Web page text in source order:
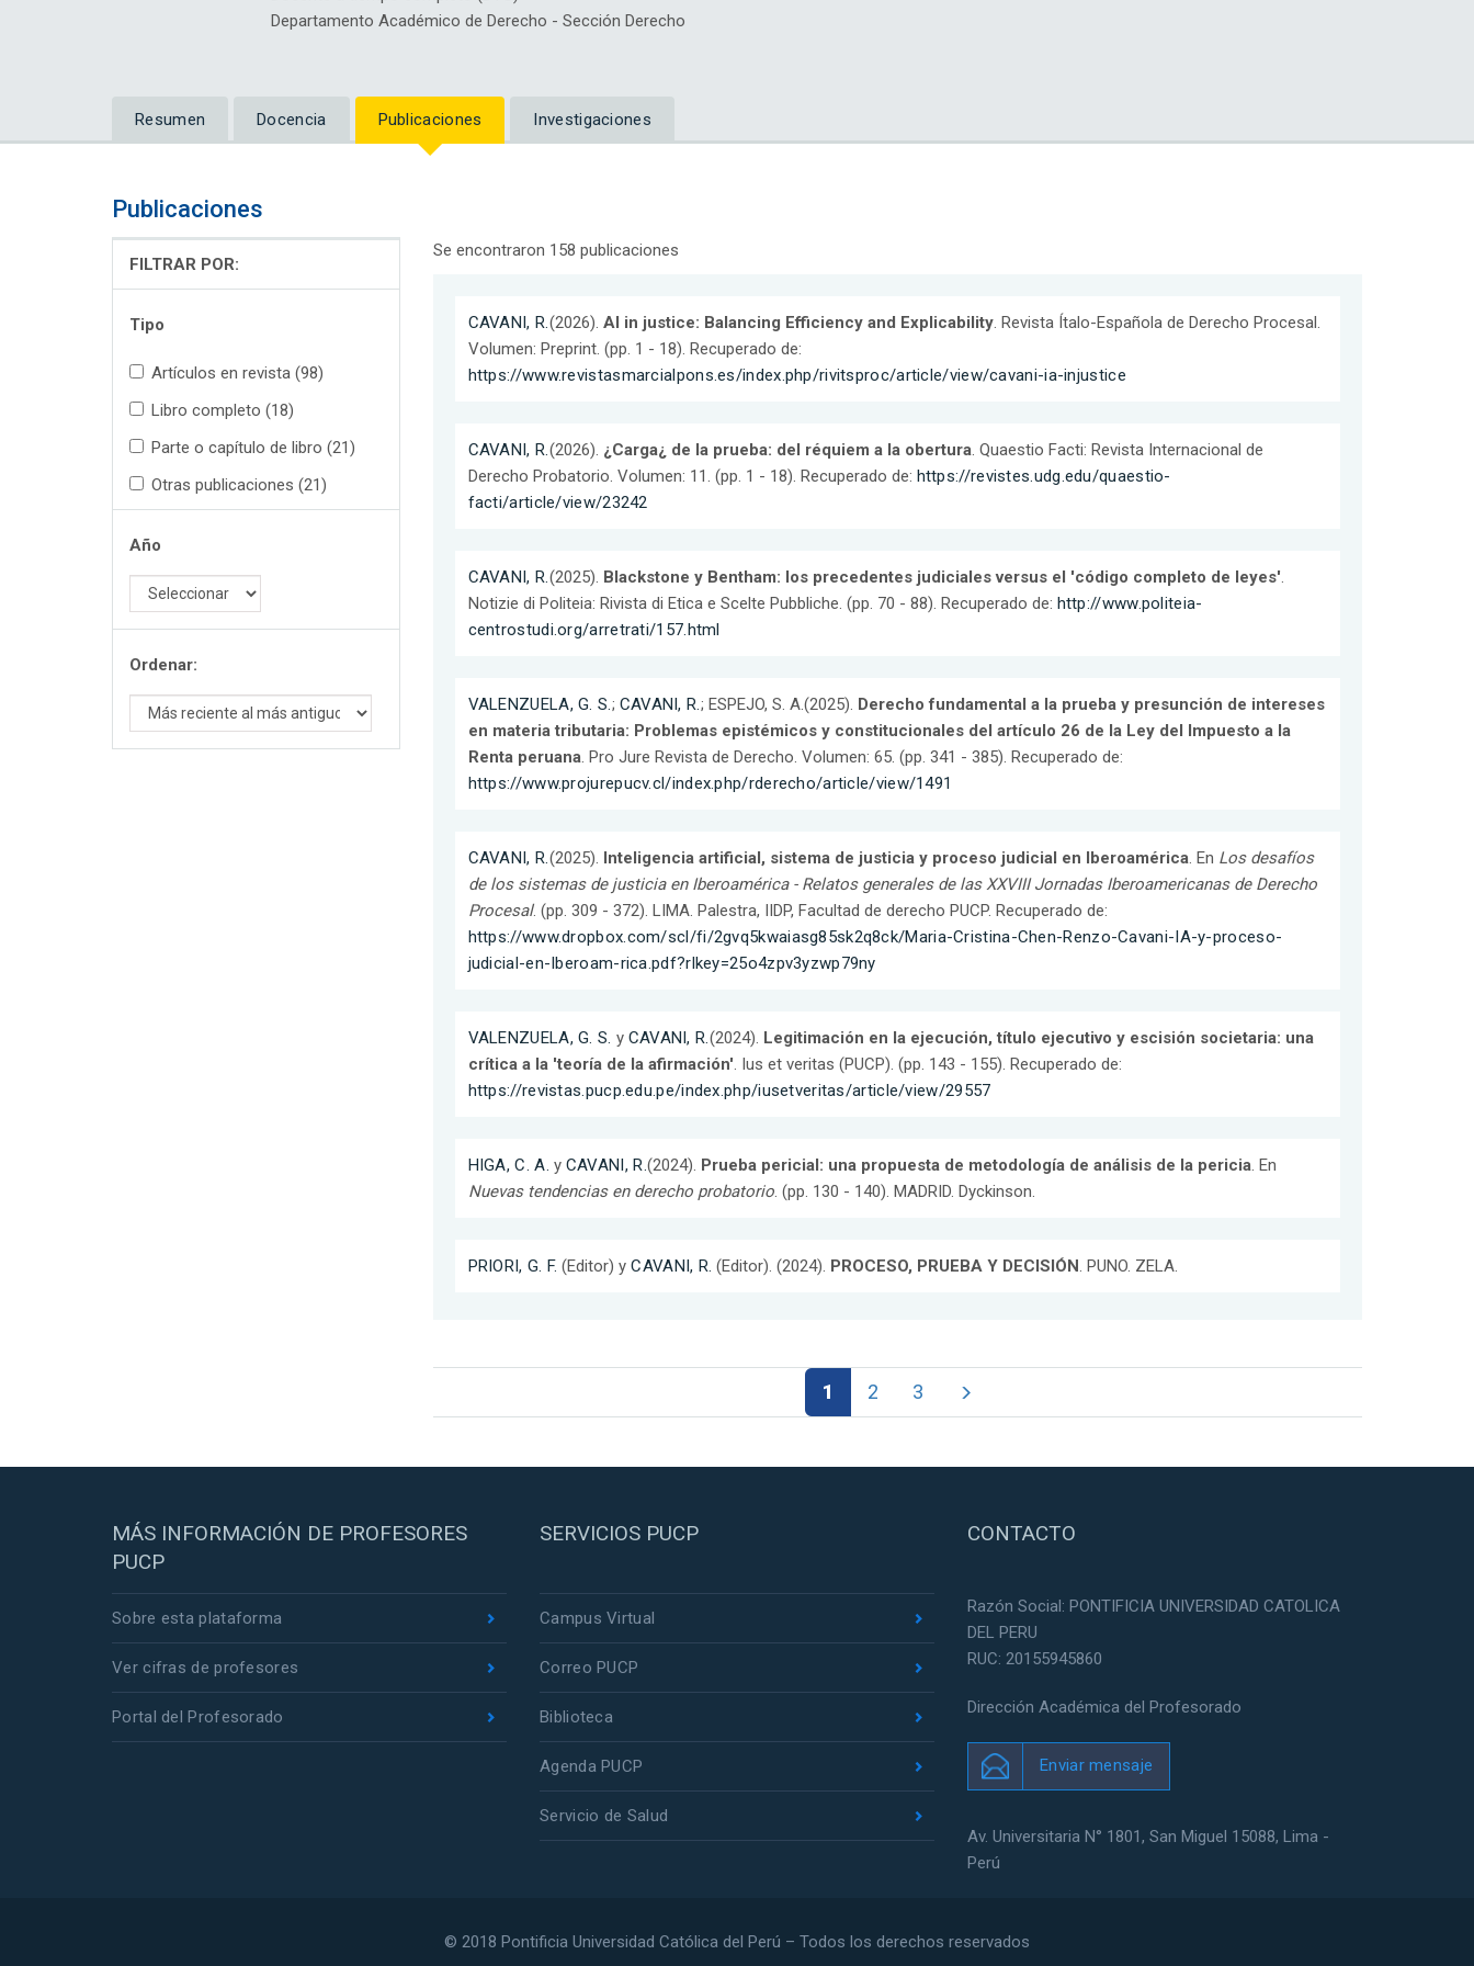
Departamento Académico de Derecho - Sección Derecho
Resumen Docencia Publicaciones Investigaciones
Publicaciones
FILTRAR POR:
Tipo
Artículos en revista (98)
Libro completo (18)
Parte o capítulo de libro (21)
Otras publicaciones (21)
Año
Ordenar:
Se encontraron 158 publicaciones
CAVANI, R.(2026). AI in justice: Balancing Efficiency and Explicability. Revista Ítalo-Española de Derecho Procesal.
Volumen: Preprint. (pp. 1 - 18). Recuperado de:
https://www.revistasmarcialpons.es/index.php/rivitsproc/article/view/cavani-ia-injustice
CAVANI, R.(2026). ¿Carga¿ de la prueba: del réquiem a la obertura. Quaestio Facti: Revista Internacional de
Derecho Probatorio. Volumen: 11. (pp. 1 - 18). Recuperado de: https://revistes.udg.edu/quaestio-
facti/article/view/23242
CAVANI, R.(2025). Blackstone y Bentham: los precedentes judiciales versus el 'código completo de leyes'.
Notizie di Politeia: Rivista di Etica e Scelte Pubbliche. (pp. 70 - 88). Recuperado de: http://www.politeia-
centrostudi.org/arretrati/157.html
VALENZUELA, G. S.; CAVANI, R.; ESPEJO, S. A.(2025). Derecho fundamental a la prueba y presunción de intereses
en materia tributaria: Problemas epistémicos y constitucionales del artículo 26 de la Ley del Impuesto a la
Renta peruana. Pro Jure Revista de Derecho. Volumen: 65. (pp. 341 - 385). Recuperado de:
https://www.projurepucv.cl/index.php/rderecho/article/view/1491
CAVANI, R.(2025). Inteligencia artificial, sistema de justicia y proceso judicial en Iberoamérica. En Los desafíos
de los sistemas de justicia en Iberoamérica - Relatos generales de las XXVIII Jornadas Iberoamericanas de Derecho
Procesal. (pp. 309 - 372). LIMA. Palestra, IIDP, Facultad de derecho PUCP. Recuperado de:
https://www.dropbox.com/scl/fi/2gvq5kwaiasg85sk2q8ck/Maria-Cristina-Chen-Renzo-Cavani-IA-y-proceso-
judicial-en-Iberoam-rica.pdf?rlkey=25o4zpv3yzwp79ny
VALENZUELA, G. S. y CAVANI, R.(2024). Legitimación en la ejecución, título ejecutivo y escisión societaria: una
crítica a la 'teoría de la afirmación'. Ius et veritas (PUCP). (pp. 143 - 155). Recuperado de:
https://revistas.pucp.edu.pe/index.php/iusetveritas/article/view/29557
HIGA, C. A. y CAVANI, R.(2024). Prueba pericial: una propuesta de metodología de análisis de la pericia. En
Nuevas tendencias en derecho probatorio. (pp. 130 - 140). MADRID. Dyckinson.
PRIORI, G. F. (Editor) yCAVANI, R. (Editor). (2024). PROCESO, PRUEBA Y DECISIÓN. PUNO. ZELA.
1 2 3
MÁS INFORMACIÓN DE PROFESORES
PUCP
Sobre esta plataforma
Ver cifras de profesores
Portal del Profesorado
SERVICIOS PUCP
Campus Virtual
Correo PUCP
Biblioteca
Agenda PUCP
Servicio de Salud
CONTACTO
Razón Social: PONTIFICIA UNIVERSIDAD CATOLICA
DEL PERU
RUC: 20155945860
Dirección Académica del Profesorado
Enviar mensaje
Av. Universitaria N° 1801, San Miguel 15088, Lima -
Perú
© 2018 Pontificia Universidad Católica del Perú – Todos los derechos reservados